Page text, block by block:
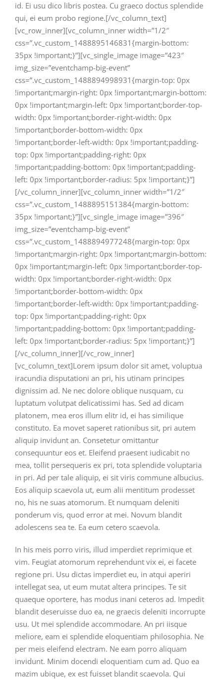
id. Ei usu dico libris postea. Cu graeco doctus splendide
qui, ei eum probo regione.[/vc_column_text]
[vc_row_inner][vc_column_inner width=”1/2″
css=”.vc_custom_1488895146831{margin-bottom:
35px !important;}”][vc_single_image image=”423″
img_size=”eventchamp-big-event”
css=”.vc_custom_1488894998931{margin-top: 0px
!important;margin-right: 0px !important;margin-bottom:
0px !important;margin-left: 0px !important;border-top-
width: 0px !important;border-right-width: 0px
!important;border-bottom-width: 0px
!important;border-left-width: 0px !important;padding-
top: 0px !important;padding-right: 0px
!important;padding-bottom: 0px !important;padding-
left: 0px !important;border-radius: 5px !important;}”]
[/vc_column_inner][vc_column_inner width=”1/2″
css=”.vc_custom_1488895151384{margin-bottom:
35px !important;}”][vc_single_image image=”396″
img_size=”eventchamp-big-event”
css=”.vc_custom_1488894977248{margin-top: 0px
!important;margin-right: 0px !important;margin-bottom:
0px !important;margin-left: 0px !important;border-top-
width: 0px !important;border-right-width: 0px
!important;border-bottom-width: 0px
!important;border-left-width: 0px !important;padding-
top: 0px !important;padding-right: 0px
!important;padding-bottom: 0px !important;padding-
left: 0px !important;border-radius: 5px !important;}”]
[/vc_column_inner][/vc_row_inner]
[vc_column_text]Lorem ipsum dolor sit amet, voluptua
iracundia disputationi an pri, his utinam principes
dignissim ad. Ne nec dolore oblique nusquam, cu
luptatum volutpat delicatissimi has. Sed ad dicam
platonem, mea eros illum elitr id, ei has similique
constituto. Ea movet saperet rationibus sit, pri autem
aliquip invidunt an. Consetetur omittantur
consequuntur eos et. Eleifend praesent iudicabit no
mea, tollit persequeris ex pri, tota splendide voluptaria
in pri. Ad per tale aliquip, ei sit viris commune albucius.
Eos aliquip scaevola ut, eum alii mentitum prodesset
no, his ne suas atomorum. Et numquam deleniti
ponderum vis, quod error at mei. Novum blandit
adolescens sea te. Ea eum cetero scaevola.
In his meis porro viris, illud imperdiet reprimique et
vim. Feugiat atomorum reprehendunt vix ei, ei facete
regione pri. Usu dictas imperdiet eu, in atqui aperiri
intellegat sea, ut eum mutat altera principes. Te sit
quaeque oportere, has modus inani ceteros ad. Impedit
blandit deseruisse duo ea, ne graecis deleniti incorrupte
usu. Ut mei splendide accommodare. An pri iisque
meliore, eam ei splendide eloquentiam philosophia. Ne
per meis eleifend electram. Ne eam porro aliquam
invidunt. Minim docendi eloquentiam cum ad. Quo ea
mazim ubique, ex est fuisset blandit scaevola. Qui